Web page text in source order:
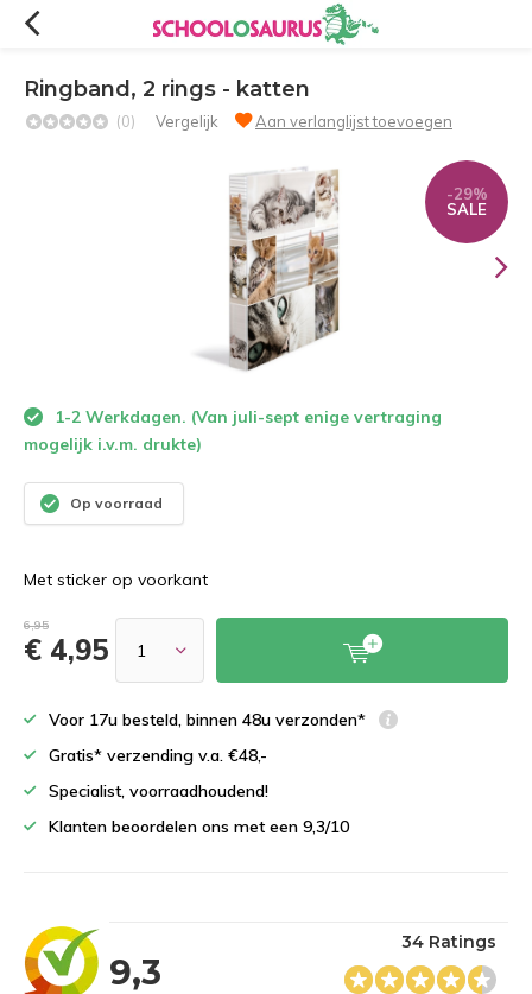
Ringband, 2 rings - katten
(0) Vergelijk Aan verlanglijst toevoegen
-29%
SALE
1-2 Werkdagen. (Van juli-sept enige vertraging
mogelijk i.v.m. drukte)
Op voorraad
Met sticker op voorkant
6,95
€ 4,95
Voor 17u besteld, binnen 48u verzonden*
Gratis* verzending v.a. €48,-
Specialist, voorraadhoudend!
Klanten beoordelen ons met een 9,3/10
9,3
34 Ratings